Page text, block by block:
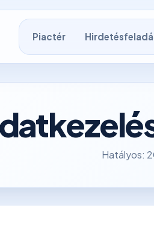
Piactér
Hatályos: